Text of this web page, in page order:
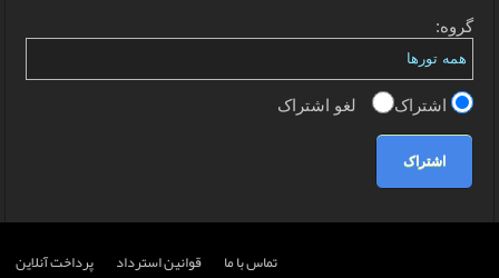
گروه:
اشتراک لغو اشتراک
اشتراک
تماس با ما قوانین استرداد پرداخت آنلاین